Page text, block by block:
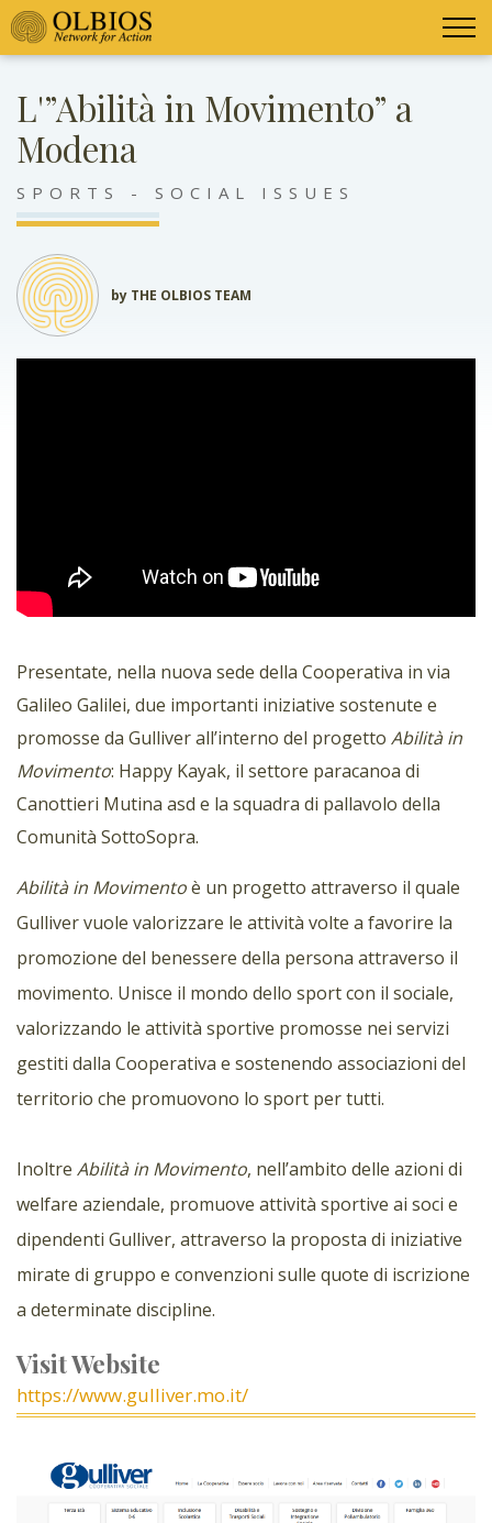
L'”Abilità in Movimento” a
Modena
SPORTS - SOCIAL ISSUES
by THE OLBIOS TEAM
Presentate, nella nuova sede della Cooperativa in via
Galileo Galilei, due importanti iniziative sostenute e
promosse da Gulliver all’interno del progetto Abilità in
Movimento: Happy Kayak, il settore paracanoa di
Canottieri Mutina asd e la squadra di pallavolo della
Comunità SottoSopra.
Abilità in Movimentoè un progetto attraverso il quale
Gulliver vuole valorizzare le attività volte a favorire la
promozione del benessere della persona attraverso il
movimento. Unisce il mondo dello sport con il sociale,
valorizzando le attività sportive promosse nei servizi
gestiti dalla Cooperativa e sostenendo associazioni del
territorio che promuovono lo sport per tutti.
Inoltre Abilità in Movimento, nell’ambito delle azioni di
welfare aziendale, promuove attività sportive ai soci e
dipendenti Gulliver, attraverso la proposta di iniziative
mirate di gruppo e convenzioni sulle quote di iscrizione
a determinate discipline.
Visit Website
https://www.gulliver.mo.it/